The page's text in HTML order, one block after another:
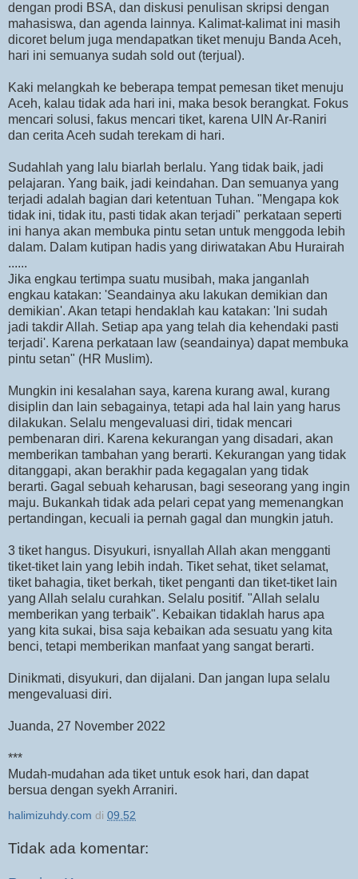
dengan prodi BSA, dan diskusi penulisan skripsi dengan
mahasiswa, dan agenda lainnya. Kalimat-kalimat ini masih
dicoret belum juga mendapatkan tiket menuju Banda Aceh,
hari ini semuanya sudah sold out (terjual).
Kaki melangkah ke beberapa tempat pemesan tiket menuju
Aceh, kalau tidak ada hari ini, maka besok berangkat. Fokus
mencari solusi, fakus mencari tiket, karena UIN Ar-Raniri
dan cerita Aceh sudah terekam di hari.
Sudahlah yang lalu biarlah berlalu. Yang tidak baik, jadi
pelajaran. Yang baik, jadi keindahan. Dan semuanya yang
terjadi adalah bagian dari ketentuan Tuhan. "Mengapa kok
tidak ini, tidak itu, pasti tidak akan terjadi" perkataan seperti
ini hanya akan membuka pintu setan untuk menggoda lebih
dalam. Dalam kutipan hadis yang diriwatakan Abu Hurairah
......
Jika engkau tertimpa suatu musibah, maka janganlah
engkau katakan: 'Seandainya aku lakukan demikian dan
demikian'. Akan tetapi hendaklah kau katakan: 'Ini sudah
jadi takdir Allah. Setiap apa yang telah dia kehendaki pasti
terjadi'. Karena perkataan law (seandainya) dapat membuka
pintu setan" (HR Muslim).
Mungkin ini kesalahan saya, karena kurang awal, kurang
disiplin dan lain sebagainya, tetapi ada hal lain yang harus
dilakukan. Selalu mengevaluasi diri, tidak mencari
pembenaran diri. Karena kekurangan yang disadari, akan
memberikan tambahan yang berarti. Kekurangan yang tidak
ditanggapi, akan berakhir pada kegagalan yang tidak
berarti. Gagal sebuah keharusan, bagi seseorang yang ingin
maju. Bukankah tidak ada pelari cepat yang memenangkan
pertandingan, kecuali ia pernah gagal dan mungkin jatuh.
3 tiket hangus. Disyukuri, isnyallah Allah akan mengganti
tiket-tiket lain yang lebih indah. Tiket sehat, tiket selamat,
tiket bahagia, tiket berkah, tiket penganti dan tiket-tiket lain
yang Allah selalu curahkan. Selalu positif. "Allah selalu
memberikan yang terbaik". Kebaikan tidaklah harus apa
yang kita sukai, bisa saja kebaikan ada sesuatu yang kita
benci, tetapi memberikan manfaat yang sangat berarti.
Dinikmati, disyukuri, dan dijalani. Dan jangan lupa selalu
mengevaluasi diri.
Juanda, 27 November 2022
***
Mudah-mudahan ada tiket untuk esok hari, dan dapat
bersua dengan syekh Arraniri.
halimizuhdy.com di 09.52
Tidak ada komentar: